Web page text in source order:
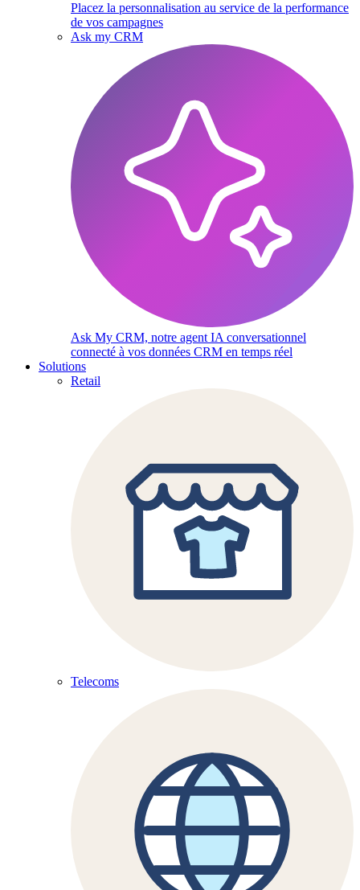
Placez la personnalisation au service de la performance
de vos campagnes
Ask my CRM
Ask My CRM, notre agent IA conversationnel
connecté à vos données CRM en temps réel
Solutions
Retail
Telecoms